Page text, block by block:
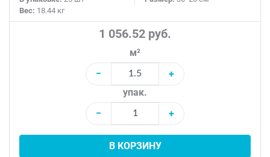
Вес: 18.44 кг
1 056.52 руб.
м²
−
+
упак.
−
+
В КОРЗИНУ